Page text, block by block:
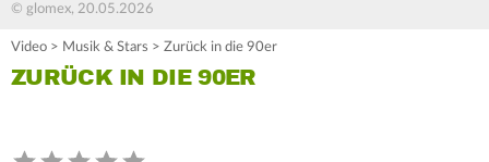
© glomex, 20.05.2026
Video > Musik & Stars > Zurück in die 90er
ZURÜCK IN DIE 90ER